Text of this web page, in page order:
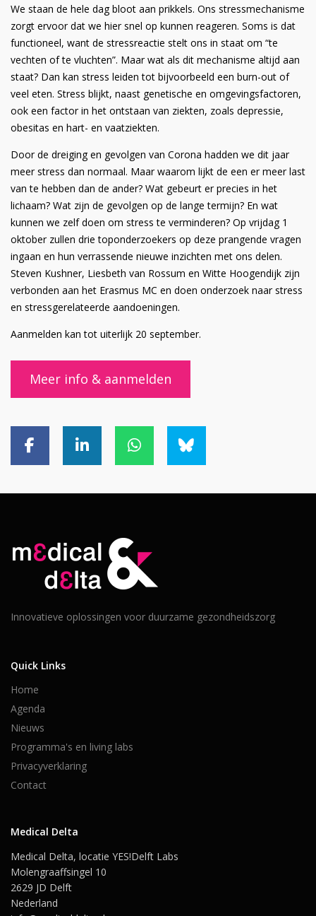
We staan de hele dag bloot aan prikkels. Ons stressmechanisme
zorgt ervoor dat we hier snel op kunnen reageren. Soms is dat
functioneel, want de stressreactie stelt ons in staat om “te
vechten of te vluchten”. Maar wat als dit mechanisme altijd aan
staat? Dan kan stress leiden tot bijvoorbeeld een burn-out of
veel eten. Stress blijkt, naast genetische en omgevingsfactoren,
ook een factor in het ontstaan van ziekten, zoals depressie,
obesitas en hart- en vaatziekten.
Door de dreiging en gevolgen van Corona hadden we dit jaar
meer stress dan normaal. Maar waarom lijkt de een er meer last
van te hebben dan de ander? Wat gebeurt er precies in het
lichaam? Wat zijn de gevolgen op de lange termijn? En wat
kunnen we zelf doen om stress te verminderen? Op vrijdag 1
oktober zullen drie toponderzoekers op deze prangende vragen
ingaan en hun verrassende nieuwe inzichten met ons delen.
Steven Kushner, Liesbeth van Rossum en Witte Hoogendijk zijn
verbonden aan het Erasmus MC en doen onderzoek naar stress
en stressgerelateerde aandoeningen.
Aanmelden kan tot uiterlijk 20 september.
Meer info & aanmelden
Innovatieve oplossingen voor duurzame gezondheidszorg
Quick Links
Home
Agenda
Nieuws
Programma's en living labs
Privacyverklaring
Contact
Medical Delta
Medical Delta, locatie YES!Delft Labs
Molengraaffsingel 10
2629 JD Delft
Nederland